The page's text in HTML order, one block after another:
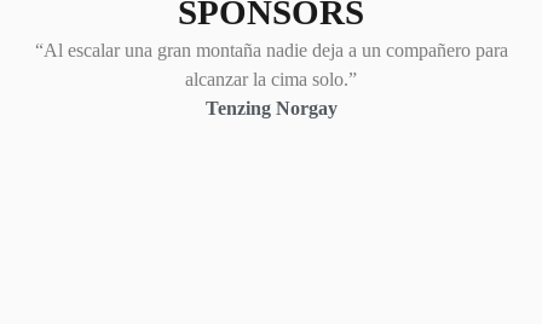
SPONSORS
“Al escalar una gran montaña nadie deja a un compañero para
alcanzar la cima solo.”
Tenzing Norgay